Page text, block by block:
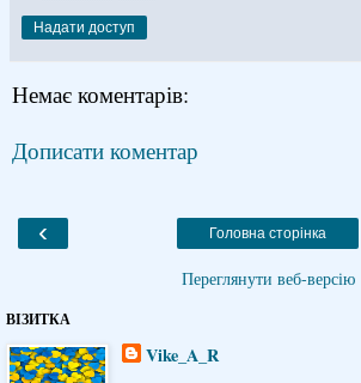
Надати доступ
Немає коментарів:
Дописати коментар
‹ Головна сторінка
Переглянути веб-версію
ВІЗИТКА
Vike_A_R